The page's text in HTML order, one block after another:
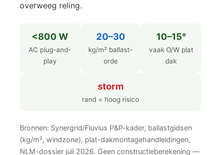
overweeg reling.
<800 W
AC plug-and-
play
20–30
kg/m² ballast-
orde
10–15°
vaak O/W plat
dak
storm
rand = hoog risico
Bronnen: Synergrid/Fluvius P&P-kader, ballastgidsen
(kg/m², windzone), plat-dakmontagehandleidingen,
NLM-dossier juli 2026. Geen constructieberekening —